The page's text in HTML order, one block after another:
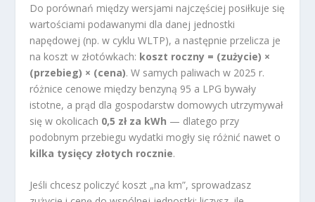
Do porównań między wersjami najczęściej posiłkuje się
wartościami podawanymi dla danej jednostki
napędowej (np. w cyklu WLTP), a następnie przelicza je
na koszt w złotówkach: koszt roczny = (zużycie) ×
(przebieg) × (cena). W samych paliwach w 2025 r.
różnice cenowe między benzyną 95 a LPG bywały
istotne, a prąd dla gospodarstw domowych utrzymywał
się w okolicach 0,5 zł za kWh — dlatego przy
podobnym przebiegu wydatki mogły się różnić nawet o
kilka tysięcy złotych rocznie.
Jeśli chcesz policzyć koszt „na km”, sprowadzasz